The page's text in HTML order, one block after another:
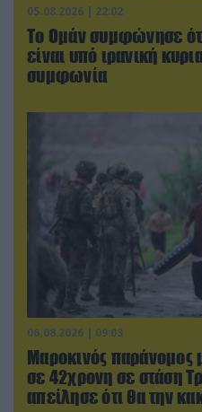
05.08.2026 | 22:02
Το Ομάν συμφώνησε
είναι υπό ιρανική
συμφωνία
06.08.2026 | 09:03
Μαροκινός παράνομος
σε 42χρονη σε στάση
απείλησε ότι θα την